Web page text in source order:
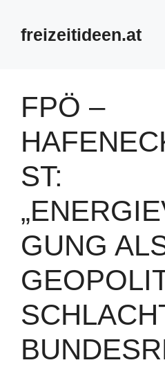
Inhalt
springenfreizeitideen.at
FPÖ –
ST:
GUNG